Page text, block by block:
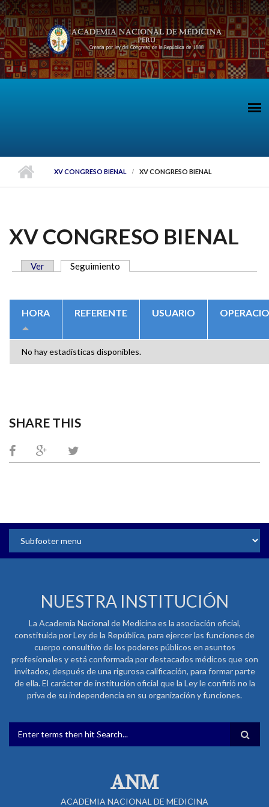
Pasar al contenido principal
XV CONGRESO BIENAL XV CONGRESO BIENAL
XV CONGRESO BIENAL
Ver Seguimiento
HORA REFERENTE USUARIO
No hay estadísticas disponibles.
SHARE THIS
NUESTRA INSTITUCIÓN
La Academia Nacional de Medicina es la asociación oficial,
constituida por Ley de la República, para ejercer las funciones de
cuerpo consultivo de los poderes públicos en asuntos
profesionales y está conformada por destacados médicos que son
invitados, después de una rigurosa calificación, para formar parte
de ella. El carácter de institución oficial que la Ley le confirió no la
priva de su independencia en su organización y funciones.
FORMULARIO DE BÚSQUEDA
ANM
ACADEMIA NACIONAL DE MEDICINA